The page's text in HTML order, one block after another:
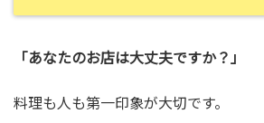
「あなたのお店は大丈夫ですか？」
料理も人も第一印象が大切です。